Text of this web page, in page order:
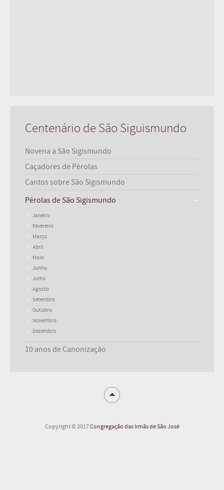
Centenário de São Siguismundo
Novena a São Sigismundo
Caçadores de Pérolas
Cantos sobre São Sigismundo
Pérolas de São Sigismundo
Janeiro
Fevereiro
Março
Abril
Maio
Junho
Julho
Agosto
Setembro
Outubro
Novembro
Dezembro
10 anos de Canonização
Copyright © 2017Congregação das Irmãs de São José